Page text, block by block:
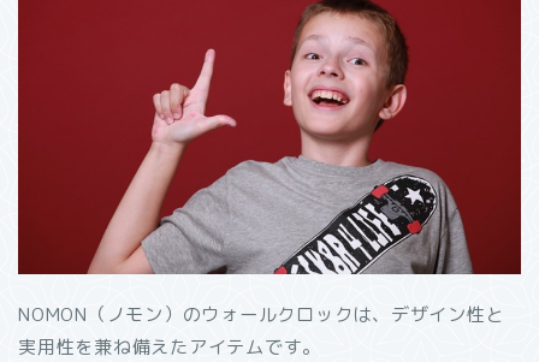
NOMON（ノモン）のウォールクロックは、デザイン性と
実用性を兼ね備えたアイテムです。